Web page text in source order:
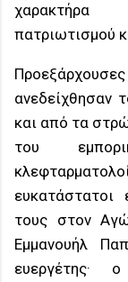
χαρακτήρα
πατριωτισμού
ανεδείχθησαν
και από τα
του
ευκατάστατοι
τους στον
Εμμανουήλ
ευεργέτης·